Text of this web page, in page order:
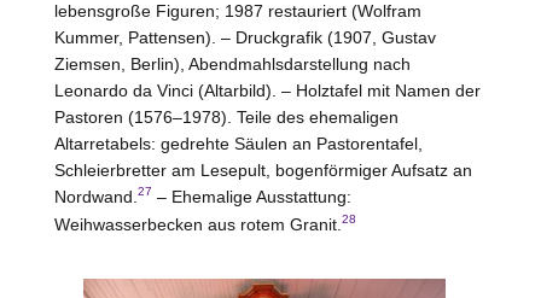
lebensgroße Figuren; 1987 restauriert (Wolfram
Kummer, Pattensen). – Druckgrafik (1907, Gustav
Ziemsen, Berlin), Abendmahlsdarstellung nach
Leonardo da Vinci (Altarbild). – Holztafel mit Namen der
Pastoren (1576–1978). Teile des ehemaligen
Altarretabels: gedrehte Säulen an Pastorentafel,
Schleierbretter am Lesepult, bogenförmiger Aufsatz an
Nordwand.27 – Ehemalige Ausstattung:
Weihwasserbecken aus rotem Granit.28